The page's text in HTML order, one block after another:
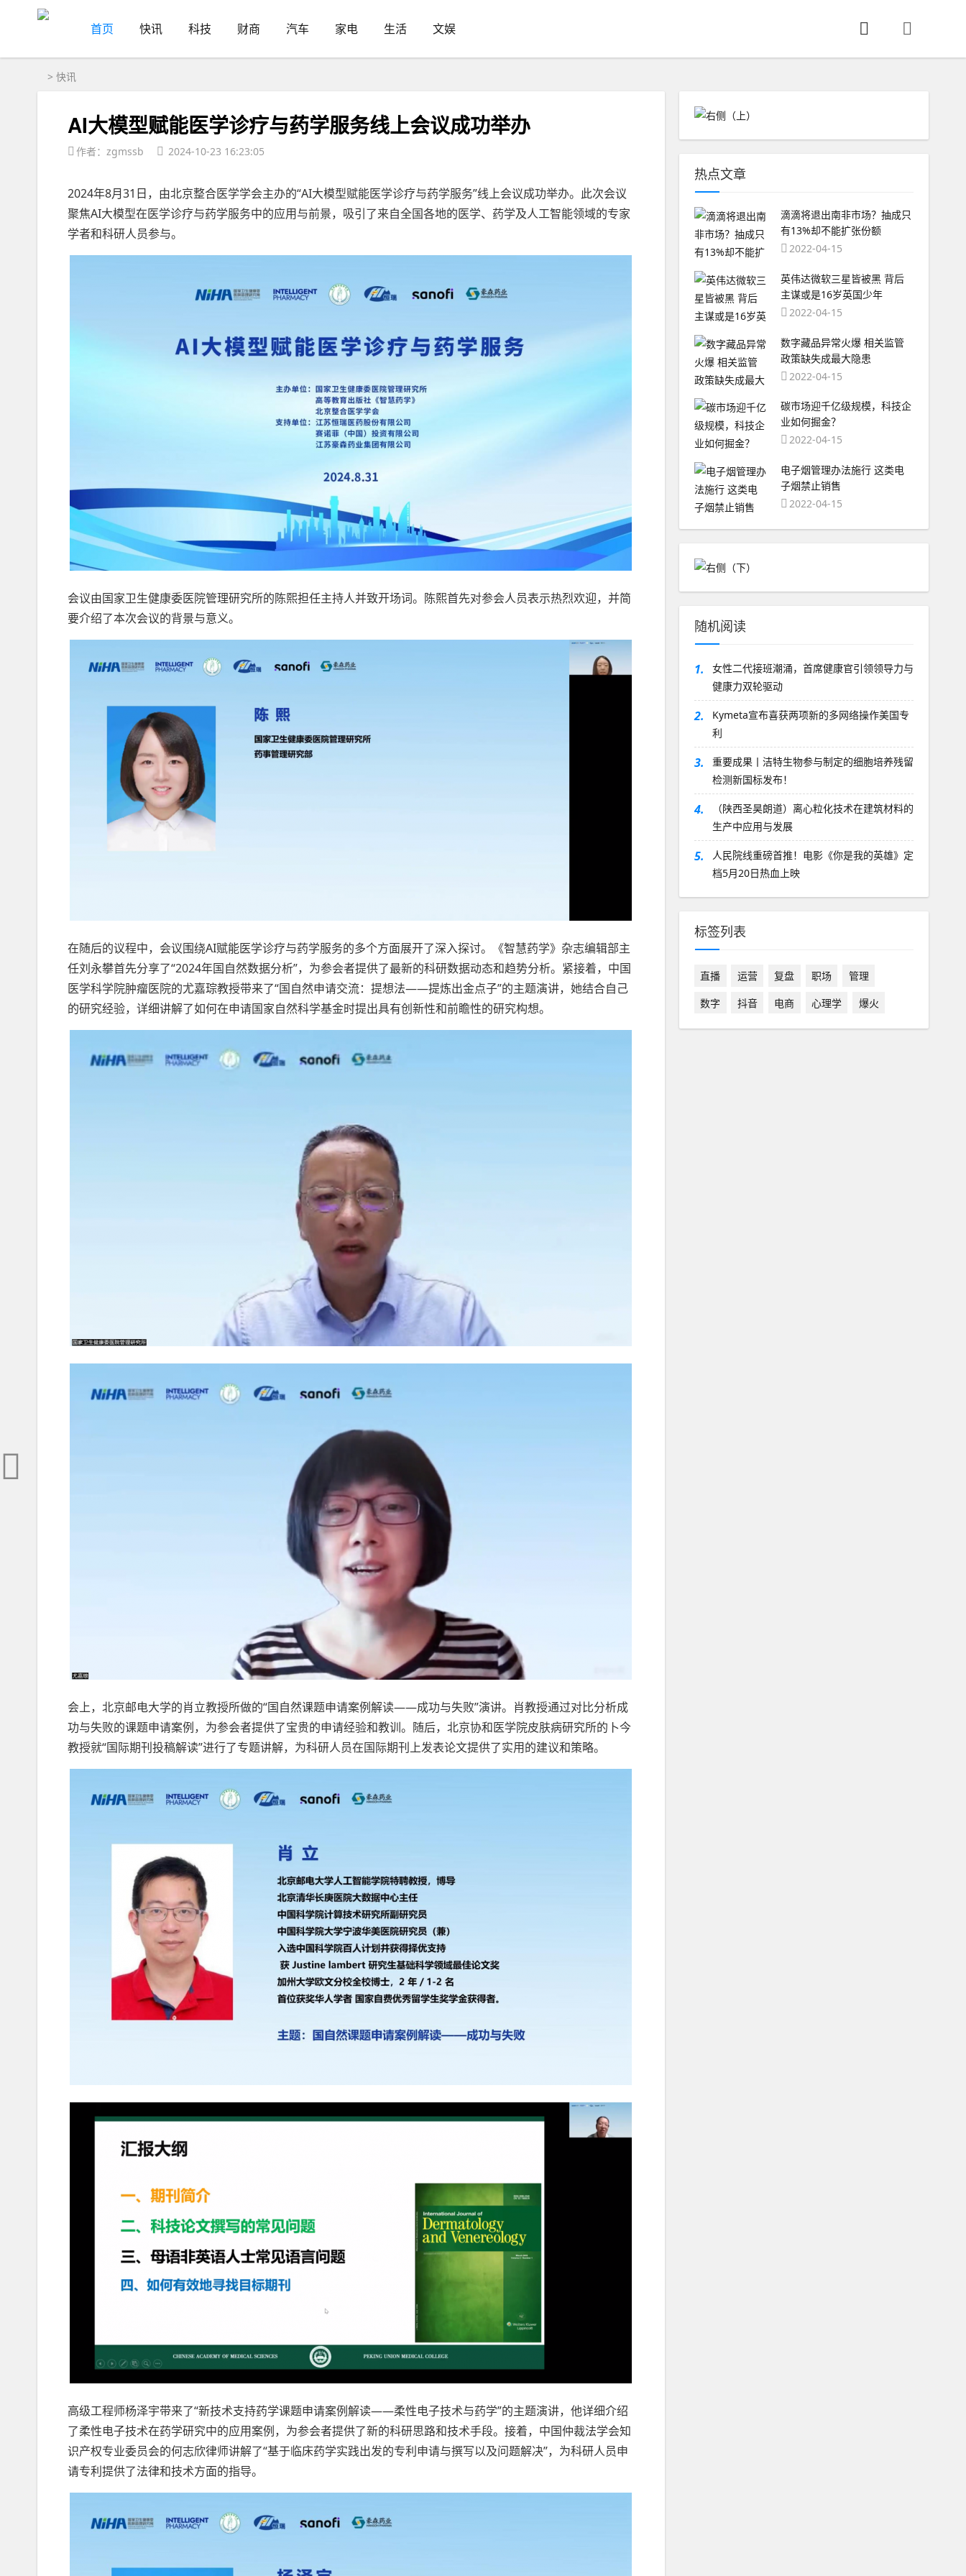
首页 快讯 科技 财商 汽车 家电 生活 文娱
> 快讯
AI大模型赋能医学诊疗与药学服务线上会议成功举办
作者：zgmssb 2024-10-23 16:23:05
2024年8月31日，由北京整合医学学会主办的“AI大模型赋能医学诊疗与药学服务”线上会议成功举办。此次会议
聚焦AI大模型在医学诊疗与药学服务中的应用与前景，吸引了来自全国各地的医学、药学及人工智能领域的专家
学者和科研人员参与。
会议由国家卫生健康委医院管理研究所的陈熙担任主持人并致开场词。陈熙首先对参会人员表示热烈欢迎，并简
要介绍了本次会议的背景与意义。
在随后的议程中，会议围绕AI赋能医学诊疗与药学服务的多个方面展开了深入探讨。《智慧药学》杂志编辑部主
任刘永攀首先分享了“2024年国自然数据分析”，为参会者提供了最新的科研数据动态和趋势分析。紧接着，中国
医学科学院肿瘤医院的尤嘉琮教授带来了“国自然申请交流：提想法——提炼出金点子”的主题演讲，她结合自己
的研究经验，详细讲解了如何在申请国家自然科学基金时提出具有创新性和前瞻性的研究构想。
会上，北京邮电大学的肖立教授所做的“国自然课题申请案例解读——成功与失败”演讲。肖教授通过对比分析成
功与失败的课题申请案例，为参会者提供了宝贵的申请经验和教训。随后，北京协和医学院皮肤病研究所的卜今
教授就“国际期刊投稿解读”进行了专题讲解，为科研人员在国际期刊上发表论文提供了实用的建议和策略。
高级工程师杨泽宇带来了“新技术支持药学课题申请案例解读——柔性电子技术与药学”的主题演讲，他详细介绍
了柔性电子技术在药学研究中的应用案例，为参会者提供了新的科研思路和技术手段。接着，中国仲裁法学会知
识产权专业委员会的何志欣律师讲解了“基于临床药学实践出发的专利申请与撰写以及问题解决”，为科研人员申
请专利提供了法律和技术方面的指导。
热点文章
滴滴将退出南非市场？抽成只
有13%却不能扩张份额
2022-04-15
英伟达微软三星皆被黑 背后
主谋或是16岁英国少年
2022-04-15
数字藏品异常火爆 相关监管
政策缺失成最大隐患
2022-04-15
碳市场迎千亿级规模，科技企
业如何掘金？
2022-04-15
电子烟管理办法施行 这类电
子烟禁止销售
2022-04-15
随机阅读
1.
女性二代接班潮涌，首席健康官引领领导力与
健康力双轮驱动
2.
Kymeta宣布喜获两项新的多网络操作美国专
利
3.
重要成果丨洁特生物参与制定的细胞培养残留
检测新国标发布！
4.
（陕西圣昊朗道）离心粒化技术在建筑材料的
生产中应用与发展
5.
人民院线重磅首推！电影《你是我的英雄》定
档5月20日热血上映
标签列表
直播 运营 复盘 职场
管理
数字
抖音 电商 心理学 爆火